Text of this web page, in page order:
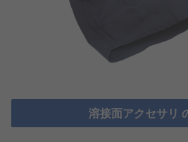
溶接面アクセサリ